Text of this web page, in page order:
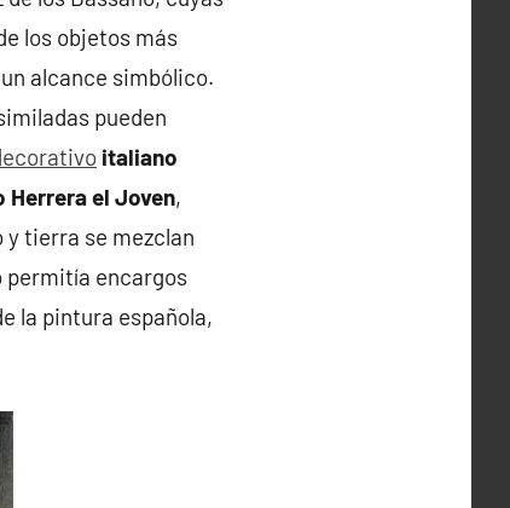
los objetos más
alcance simbólico.
pueden
italiano
Herrera el Joven,
y tierra se mezclan
permitía encargos
la pintura española,